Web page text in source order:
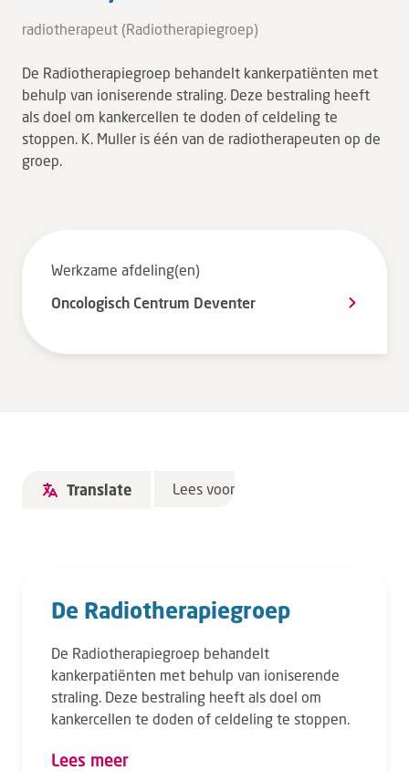
Tarieven en vergoeding
Uw gegevens
Wachttijden
Bezoek
Leren
Over ons
Verwijzers
radiotherapeut (Radiotherapiegroep)
De Radiotherapiegroep behandelt kankerpatiënten met
behulp van ioniserende straling. Deze bestraling heeft
als doel om kankercellen te doden of celdeling te
stoppen. K. Muller is één van de radiotherapeuten op de
groep.
Werkzame afdeling(en)
Oncologisch Centrum Deventer
Translate Lees voor
De Radiotherapiegroep
De Radiotherapiegroep behandelt
kankerpatiënten met behulp van ioniserende
straling. Deze bestraling heeft als doel om
kankercellen te doden of celdeling te stoppen.
Lees meer